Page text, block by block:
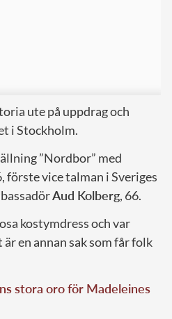
ute på uppdrag och
i Stockholm.
”Nordbor” med
förste vice talman i Sveriges
Aud Kolberg, 66.
kostymdress och var
en annan sak som får folk
stora oro för Madeleines